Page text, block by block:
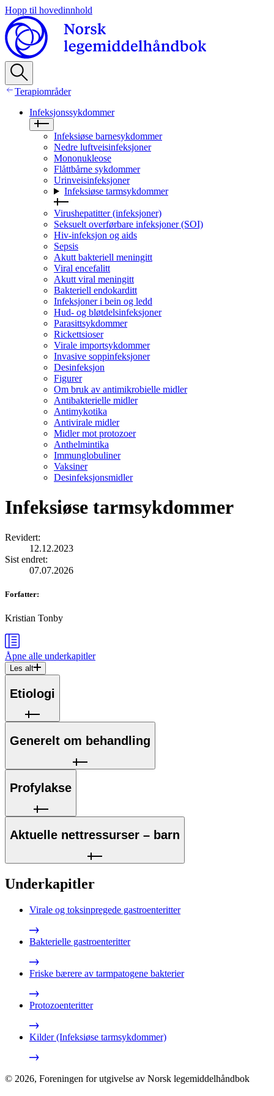
Hopp til hovedinnhold
Terapiområder
Infeksjonssykdommer
Infeksiøse barnesykdommer
Nedre luftveisinfeksjoner
Mononukleose
Flåttbårne sykdommer
Urinveisinfeksjoner
Infeksiøse tarmsykdommer
Virushepatitter (infeksjoner)
Seksuelt overførbare infeksjoner (SOI)
Hiv‑infeksjon og aids
Sepsis
Akutt bakteriell meningitt
Viral encefalitt
Akutt viral meningitt
Bakteriell endokarditt
Infeksjoner i bein og ledd
Hud- og bløtdelsinfeksjoner
Parasittsykdommer
Rickettsioser
Virale importsykdommer
Invasive soppinfeksjoner
Desinfeksjon
Figurer
Om bruk av antimikrobielle midler
Antibakterielle midler
Antimykotika
Antivirale midler
Midler mot protozoer
Anthelmintika
Immunglobuliner
Vaksiner
Desinfeksjonsmidler
Infeksiøse tarmsykdommer
Revidert:
12.12.2023
Sist endret:
07.07.2026
Forfatter:
Kristian Tonby
Åpne alle underkapitler
Les alt
Etiologi
Generelt om behandling
Profylakse
Aktuelle nettressurser – barn
Underkapitler
Virale og toksinpregede gastroenteritter
Bakterielle gastroenteritter
Friske bærere av tarmpatogene bakterier
Protozoenteritter
Kilder (Infeksiøse tarmsykdommer)
© 2026, Foreningen for utgivelse av Norsk legemiddelhåndbok